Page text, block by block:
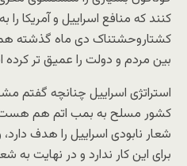
کنند که منافع اسراییل و آمریکا
کشتاروحشتناک دی ماه گذشته
بین مردم و دولت را عمیق تر
استراتژی اسراییل چنانچه گفتم
کشور مسلح به بمب اتم هم هست.
شعار نابودی اسراییل را هدف
برای این کار ندارد و در نهایت به